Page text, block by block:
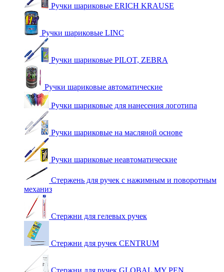
Ручки шариковые ERICH KRAUSE
Ручки шариковые LINC
Ручки шариковые PILOT, ZEBRA
Ручки шариковые автоматические
Ручки шариковые для нанесения логотипа
Ручки шариковые на масляной основе
Ручки шариковые неавтоматические
Стержень для ручек с нажимным и поворотным
механиз
Стержни для гелевых ручек
Стержни для ручек CENTRUM
Стержни для ручек GLOBAL MY PEN